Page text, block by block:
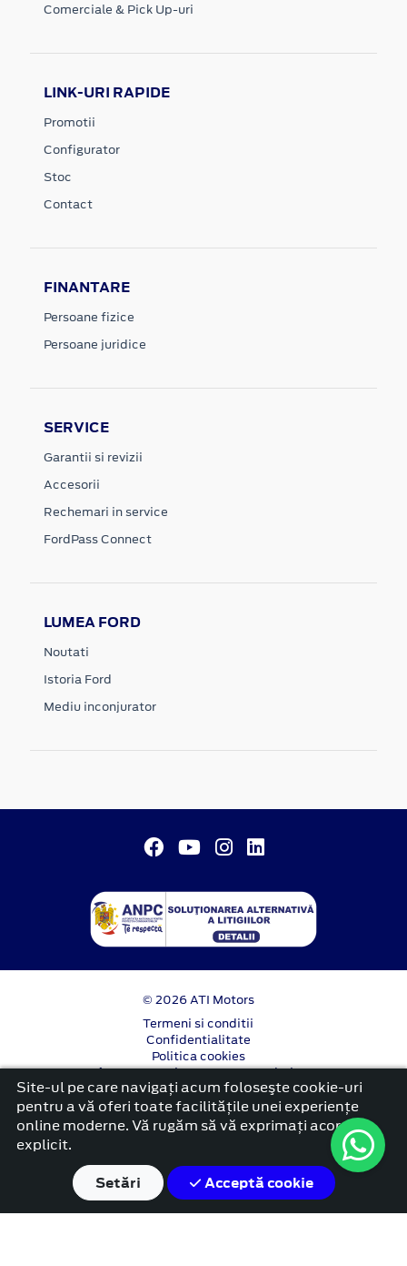
Comerciale & Pick Up-uri
LINK-URI RAPIDE
Promotii
Configurator
Stoc
Contact
FINANTARE
Persoane fizice
Persoane juridice
SERVICE
Garantii si revizii
Accesorii
Rechemari in service
FordPass Connect
LUMEA FORD
Noutati
Istoria Ford
Mediu inconjurator
© 2026 ATI Motors
Termeni si conditii
Confidentialitate
Politica cookies
Anunț începere proiect ”PNRR. Fonduri pentru
România modernă și reformată”.
platformă dezvoltată de Workleto
Site-ul pe care navigați acum foloseşte cookie-uri
pentru a vă oferi toate facilitățile unei experiențe
online moderne. Vă rugăm să vă exprimați acordul
explicit.
Setări
Acceptă cookie